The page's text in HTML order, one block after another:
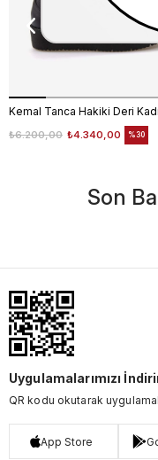
₺4.340,00
₺6.200,00 %30
Son
Uygulamalarımızı
QR kodu okutarak
App Store